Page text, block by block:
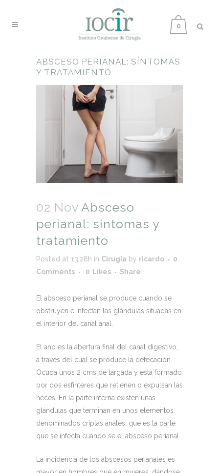
0
ABSCESO PERIANAL: SÍNTOMAS
Y TRATAMIENTO
02 Nov Absceso
perianal: síntomas y
tratamiento
Posted at 13:28h in Cirugía by ricardo
0
Comments
0 Likes Share
El absceso perianal se produce cuando se
obstruyen e infectan las glándulas situadas en
el interior del canal anal.
El ano es la abertura final del canal digestivo,
a través del cual se produce la defecación.
Ocupa unos 2 cms de largada y está formado
por dos esfínteres que retienen o expulsan las
heces. En la parte interna existen unas
glándulas que terminan en unos elementos
denominados criptas anales, que es la parte
que se infecta cuando se el absceso perianal.
La incidencia de los abscesos perianales es